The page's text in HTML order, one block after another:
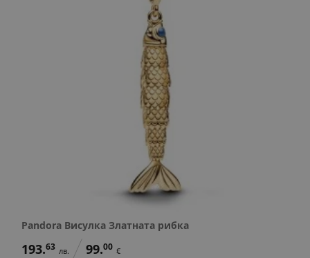
Pandora Висулка Златната рибка
193.63 лв. 99.00 €